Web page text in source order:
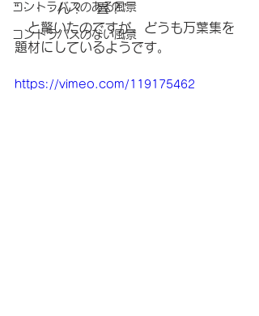
コントラバスのある風景
コントラバスのない風景
“・・・ん？　畳？”
と驚いたのですが、どうも万葉集を
題材にしているようです。
https://vimeo.com/119175462